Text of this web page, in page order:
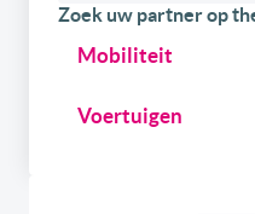
Zoek uw partner op
Mobiliteit
Voertuigen